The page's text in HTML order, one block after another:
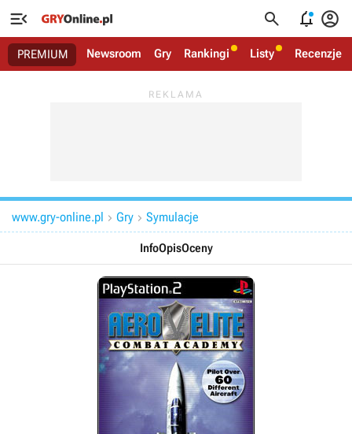
   
PREMIUM Newsroom Gry Rankingi Listy Recenzje
www.gry-online.pl  Gry  Symulacje
InfoOpisOceny